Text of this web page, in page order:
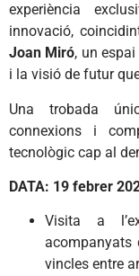
experiència
innovació,
Joan Miró, un
i la visió de futur
Una trobada
connexions i
tecnològic cap al
DATA: 19 febrer
Visita a
acompanyats
vincles entre